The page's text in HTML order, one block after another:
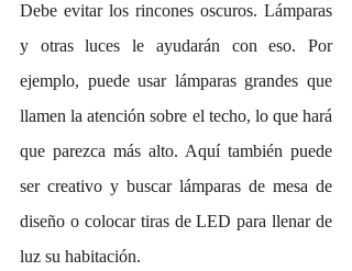
Debe evitar los rincones oscuros. Lámparas
y otras luces le ayudarán con eso. Por
ejemplo, puede usar lámparas grandes que
llamen la atención sobre el techo, lo que hará
que parezca más alto. Aquí también puede
ser creativo y buscar lámparas de mesa de
diseño o colocar tiras de LED para llenar de
luz su habitación.